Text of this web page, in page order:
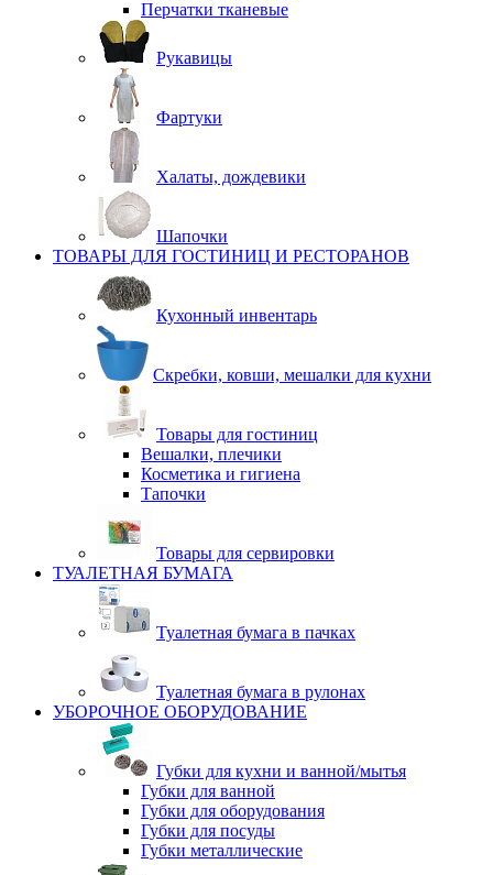
Перчатки тканевые
Рукавицы
Фартуки
Халаты, дождевики
Шапочки
ТОВАРЫ ДЛЯ ГОСТИНИЦ И РЕСТОРАНОВ
Кухонный инвентарь
Скребки, ковши, мешалки для кухни
Товары для гостиниц
Вешалки, плечики
Косметика и гигиена
Тапочки
Товары для сервировки
ТУАЛЕТНАЯ БУМАГА
Туалетная бумага в пачках
Туалетная бумага в рулонах
УБОРОЧНОЕ ОБОРУДОВАНИЕ
Губки для кухни и ванной/мытья
Губки для ванной
Губки для оборудования
Губки для посуды
Губки металлические